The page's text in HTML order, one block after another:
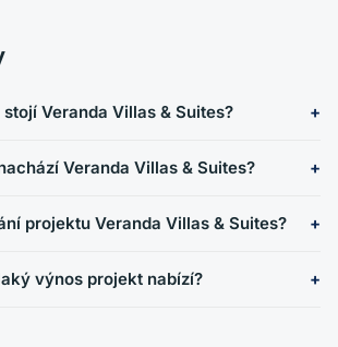
stojí Veranda Villas & Suites?
Veranda Villas & Suites?
projektu Veranda Villas & Suites?
výnos projekt nabízí?